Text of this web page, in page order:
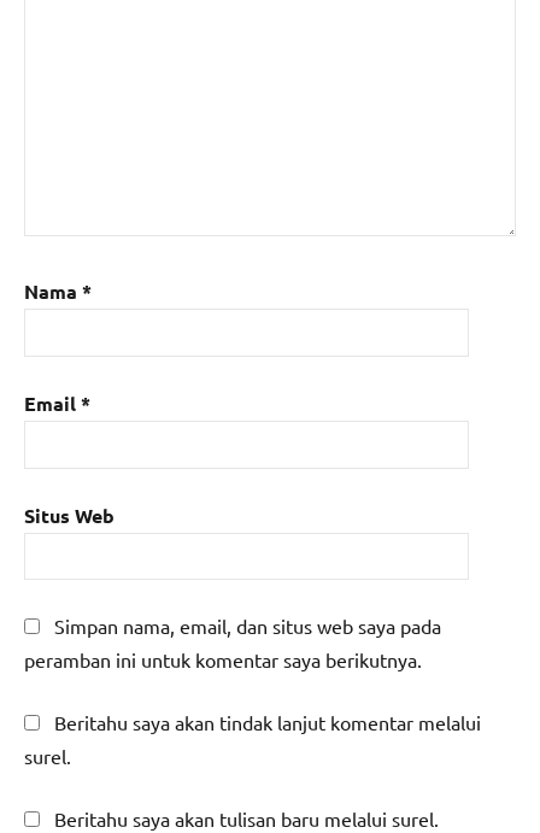
Nama *
Email*
Situs Web
Simpan nama, email, dan situs web saya pada
peramban ini untuk komentar saya berikutnya.
Beritahu saya akan tindak lanjut komentar melalui
surel.
Beritahu saya akan tulisan baru melalui surel.